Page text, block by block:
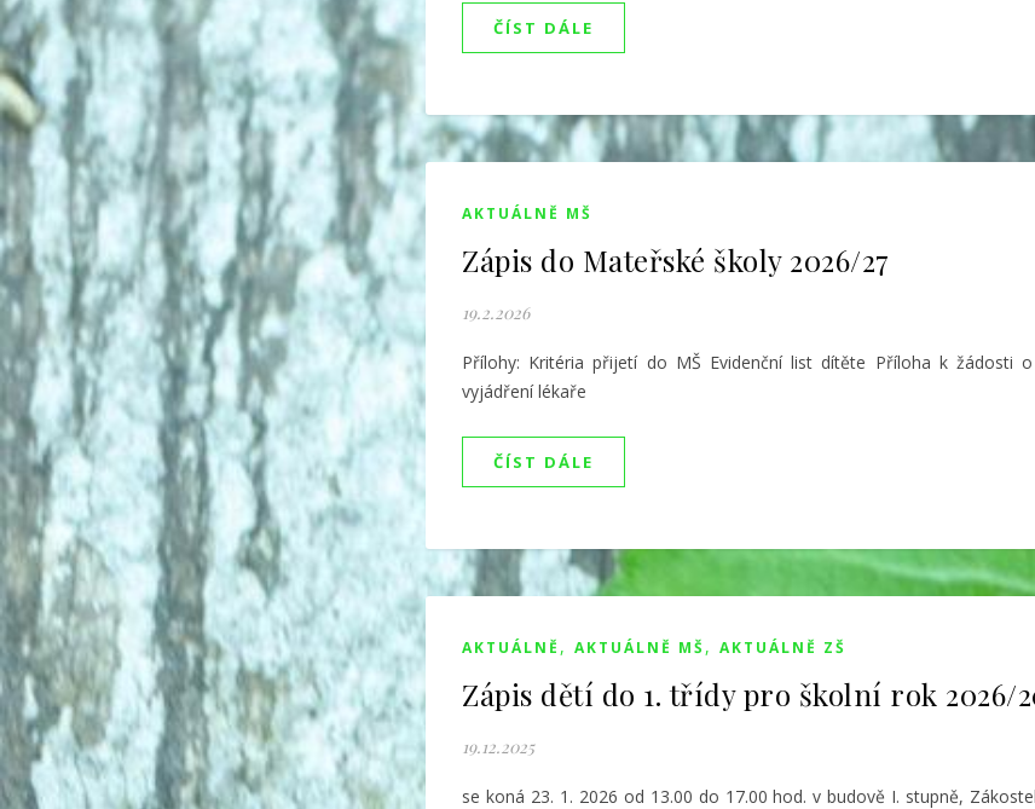
ČÍST DÁLE
AKTUÁLNĚ MŠ
Zápis do Mateřské školy 2026/27
19.2.2026
Přílohy: Kritéria přijetí do MŠ Evidenční list dítěte Příloha k žádosti
vyjádření lékaře
ČÍST DÁLE
AKTUÁLNĚ , AKTUÁLNĚ MŠ, AKTUÁLNĚ ZŠ
Zápis dětí do 1. třídy pro školní rok 2026/
19.12.2025
se koná 23. 1. 2026 od 13.00 do 17.00 hod. v budově I. stupně,